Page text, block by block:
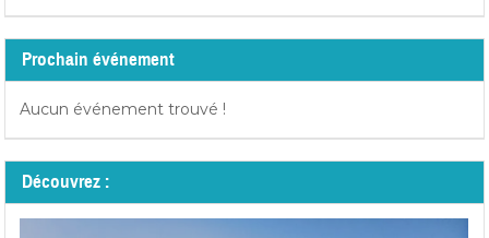
Prochain événement
Aucun événement trouvé !
Découvrez :